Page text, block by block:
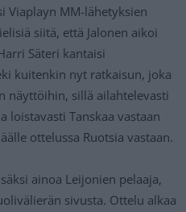
Viaplayn MM-lähetyksien
siitä, että Jalonen aikoi
Säteri kantaisi
kuitenkin nyt ratkaisun, joka
näyttöihin, sillä ailahtelevasti
loistavasti Tanskaa vastaan
ottelussa Ruotsia vastaan.
ainoa Leijonien pelaaja,
sivusta. Ottelu alkaa